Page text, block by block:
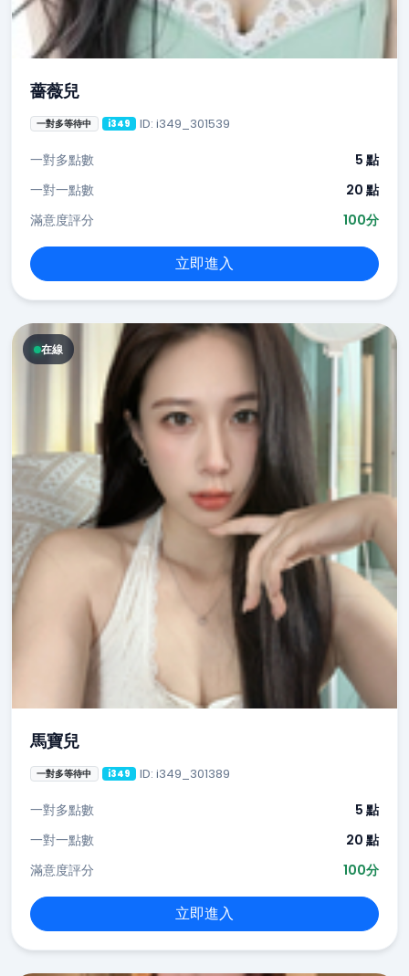
薔薇兒
一對多等待中 i349 ID: i349_301539
一對多點數
5 點
一對一點數
20 點
滿意度評分
100分
立即進入
在線
馬寶兒
一對多等待中 i349 ID: i349_301389
一對多點數
5 點
一對一點數
20 點
滿意度評分
100分
立即進入